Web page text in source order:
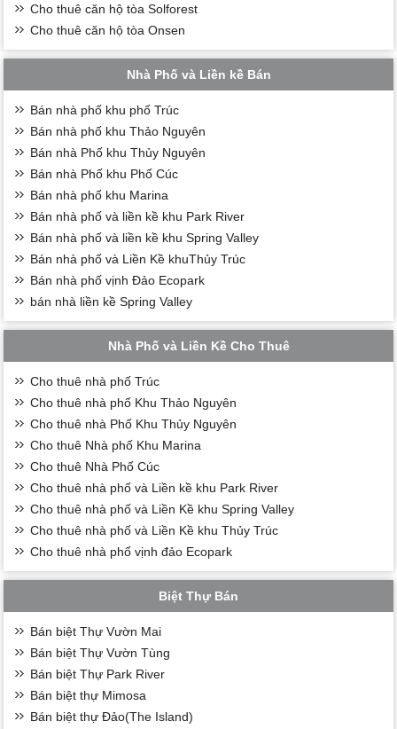
Cho thuê căn hộ tòa Solforest
Cho thuê căn hộ tòa Onsen
Nhà Phố và Liền kề Bán
Bán nhà phố khu phố Trúc
Bán nhà phố khu Thảo Nguyên
Bán nhà Phố khu Thủy Nguyên
Bán nhà Phố khu Phố Cúc
Bán nhà phố khu Marina
Bán nhà phố và liền kề khu Park River
Bán nhà phố và liền kề khu Spring Valley
Bán nhà phố và Liền Kề khuThủy Trúc
Bán nhà phố vịnh Đảo Ecopark
bán nhà liền kề Spring Valley
Nhà Phố và Liền Kề Cho Thuê
Cho thuê nhà phố Trúc
Cho thuê nhà phố Khu Thảo Nguyên
Cho thuê nhà Phố Khu Thủy Nguyên
Cho thuê Nhà phố Khu Marina
Cho thuê Nhà Phố Cúc
Cho thuê nhà phố và Liền kề khu Park River
Cho thuê nhà phố và Liền Kề khu Spring Valley
Cho thuê nhà phố và Liền Kề khu Thủy Trúc
Cho thuê nhà phố vịnh đảo Ecopark
Biệt Thự Bán
Bán biệt Thự Vườn Mai
Bán biệt Thự Vườn Tùng
Bán biệt Thự Park River
Bán biệt thự Mimosa
Bán biệt thự Đảo(The Island)